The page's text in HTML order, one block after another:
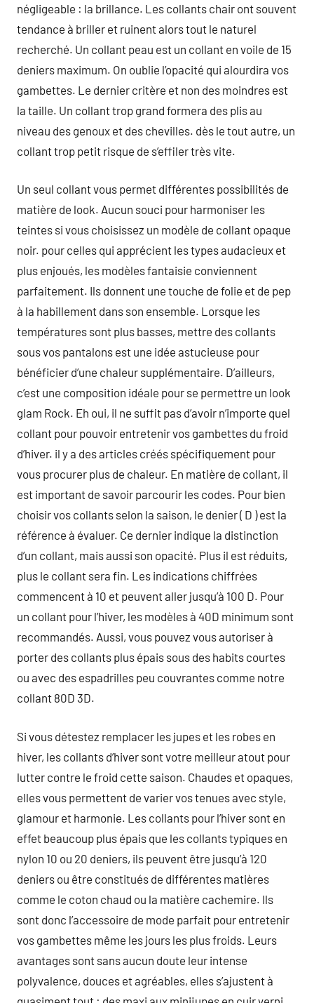
négligeable : la brillance. Les collants chair ont souvent
tendance à briller et ruinent alors tout le naturel
recherché. Un collant peau est un collant en voile de 15
deniers maximum. On oublie l’opacité qui alourdira vos
gambettes. Le dernier critère et non des moindres est
la taille. Un collant trop grand formera des plis au
niveau des genoux et des chevilles. dès le tout autre, un
collant trop petit risque de s’effiler très vite.
Un seul collant vous permet différentes possibilités de
matière de look. Aucun souci pour harmoniser les
teintes si vous choisissez un modèle de collant opaque
noir. pour celles qui apprécient les types audacieux et
plus enjoués, les modèles fantaisie conviennent
parfaitement. Ils donnent une touche de folie et de pep
à la habillement dans son ensemble. Lorsque les
températures sont plus basses, mettre des collants
sous vos pantalons est une idée astucieuse pour
bénéficier d’une chaleur supplémentaire. D’ailleurs,
c’est une composition idéale pour se permettre un look
glam Rock. Eh oui, il ne suffit pas d’avoir n’importe quel
collant pour pouvoir entretenir vos gambettes du froid
d’hiver. il y a des articles créés spécifiquement pour
vous procurer plus de chaleur. En matière de collant, il
est important de savoir parcourir les codes. Pour bien
choisir vos collants selon la saison, le denier ( D ) est la
référence à évaluer. Ce dernier indique la distinction
d’un collant, mais aussi son opacité. Plus il est réduits,
plus le collant sera fin. Les indications chiffrées
commencent à 10 et peuvent aller jusqu’à 100 D. Pour
un collant pour l’hiver, les modèles à 40D minimum sont
recommandés. Aussi, vous pouvez vous autoriser à
porter des collants plus épais sous des habits courtes
ou avec des espadrilles peu couvrantes comme notre
collant 80D 3D.
Si vous détestez remplacer les jupes et les robes en
hiver, les collants d’hiver sont votre meilleur atout pour
lutter contre le froid cette saison. Chaudes et opaques,
elles vous permettent de varier vos tenues avec style,
glamour et harmonie. Les collants pour l’hiver sont en
effet beaucoup plus épais que les collants typiques en
nylon 10 ou 20 deniers, ils peuvent être jusqu’à 120
deniers ou être constitués de différentes matières
comme le coton chaud ou la matière cachemire. Ils
sont donc l’accessoire de mode parfait pour entretenir
vos gambettes même les jours les plus froids. Leurs
avantages sont sans aucun doute leur intense
polyvalence, douces et agréables, elles s’ajustent à